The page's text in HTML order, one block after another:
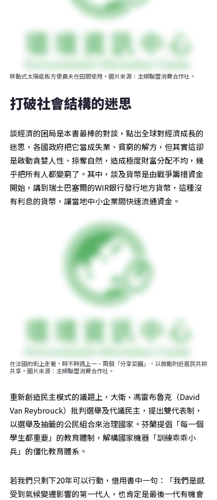
移動式太陽能板方便農夫在田間使用。圖片來源：主婦聯盟消費合作社。
打破社會結構的迷思
談經濟的困局是本書最棒的對談，點出全球對經濟成長的
迷思，各國政府把它當成失業、貧窮的解方，但其實這卻
是啟動貪婪人性、掠奪自然，造成極度財富分配不均，幾
乎把所有人都變窮了。其中，談及貨幣是由戰爭籌措資金
開始，講到瑞士巴塞爾的WIR銀行發行地方貨幣，這種沒
有利息的貨幣，讓當地中小企業間快速流通資金。
在法國的街上走著，時不時遇上一、兩個「分享菜圃」，以鼓勵附近居民共耕
共享。圖片來源：主婦聯盟消費合作社。
重新創造民主模式的議題上，大衛·馮雷布魯克（David
Van Reybrouck）批判選舉及代議民主，提出雙代表制，
以選舉及抽籤的公民組合來治理國家。芬蘭提倡「每一個
學生都重要」的教育體制，解構國家機器「訓練乖乖小
兵」的僵化教育體系。
若我們只剩下20年可以行動，借用書中一句：「我們是感
受到氣候變遷影響的第一代人，也肯定是最後一代有機會